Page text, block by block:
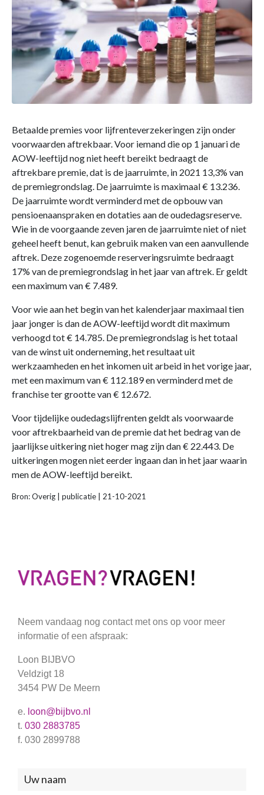
Betaalde premies voor lijfrenteverzekeringen zijn onder
voorwaarden aftrekbaar. Voor iemand die op 1 januari de
AOW-leeftijd nog niet heeft bereikt bedraagt de
aftrekbare premie, dat is de jaarruimte, in 2021 13,3% van
de premiegrondslag. De jaarruimte is maximaal € 13.236.
De jaarruimte wordt verminderd met de opbouw van
pensioenaanspraken en dotaties aan de oudedagsreserve.
Wie in de voorgaande zeven jaren de jaarruimte niet of niet
geheel heeft benut, kan gebruik maken van een aanvullende
aftrek. Deze zogenoemde reserveringsruimte bedraagt
17% van de premiegrondslag in het jaar van aftrek. Er geldt
een maximum van € 7.489.
Voor wie aan het begin van het kalenderjaar maximaal tien
jaar jonger is dan de AOW-leeftijd wordt dit maximum
verhoogd tot € 14.785. De premiegrondslag is het totaal
van de winst uit onderneming, het resultaat uit
werkzaamheden en het inkomen uit arbeid in het vorige jaar,
met een maximum van € 112.189 en verminderd met de
franchise ter grootte van € 12.672.
Voor tijdelijke oudedagslijfrenten geldt als voorwaarde
voor aftrekbaarheid van de premie dat het bedrag van de
jaarlijkse uitkering niet hoger mag zijn dan € 22.443. De
uitkeringen mogen niet eerder ingaan dan in het jaar waarin
men de AOW-leeftijd bereikt.
Bron: Overig | publicatie | 21-10-2021
Neem vandaag nog contact met ons op voor meer
informatie of een afspraak:
Loon BIJBVO
Veldzigt 18
3454 PW De Meern
e. loon@bijbvo.nl
t. 030 2883785
f. 030 2899788
Neem